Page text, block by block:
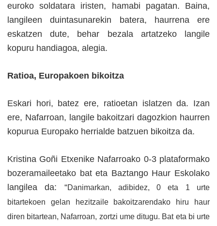
euroko soldatara iristen, hamabi pagatan. Baina,
langileen duintasunarekin batera, haurrena ere
eskatzen dute, behar bezala artatzeko langile
kopuru handiagoa, alegia.
Ratioa, Europakoen bikoitza
Eskari hori, batez ere, ratioetan islatzen da. Izan
ere, Nafarroan, langile bakoitzari dagozkion haurren
kopurua Europako herrialde batzuen bikoitza da.
Kristina Goñi Etxenike Nafarroako 0-3 plataformako
bozeramaileetako bat eta Baztango Haur Eskolako
langilea da: “Danimarkan, adibidez, 0 eta 1 urte
bitartekoen gelan hezitzaile bakoitzarendako hiru haur
diren bitartean, Nafarroan, zortzi ume ditugu. Bat eta bi urte